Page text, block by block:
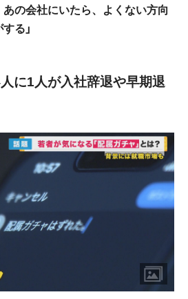
の会社にいたら、よくない方向
る」
人に1人が入社辞退や早期退